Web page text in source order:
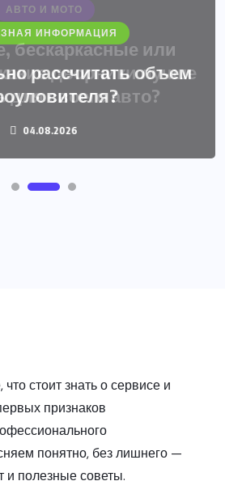
АВТО И МОТО
бескаркасные или
дворники лучше
для своего авто?
07.08.2026
ИНФОРМАЦИЯ
рассчитать объем
04.08.2026
стоит знать о сервисе и
признаков
понятно, без лишнего —
и полезные советы.